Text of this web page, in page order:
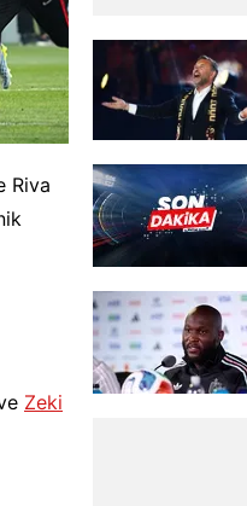
Riva
Zeki